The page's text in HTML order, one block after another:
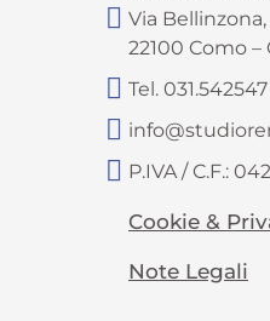
Via Bellinzona,
22100 Como –
Tel. 031.542547
P.IVA / C.F.:
Cookie &
Note Legali